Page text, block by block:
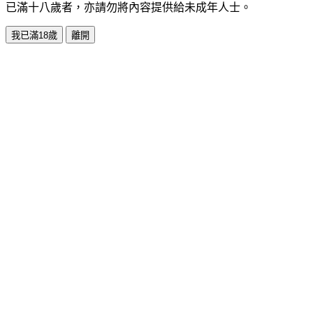
已滿十八歲者，亦請勿將內容提供給未成年人士。
我已滿18歲 離開